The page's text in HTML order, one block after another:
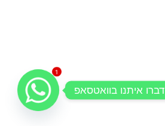
1
דברו איתנו בוואטסאפ